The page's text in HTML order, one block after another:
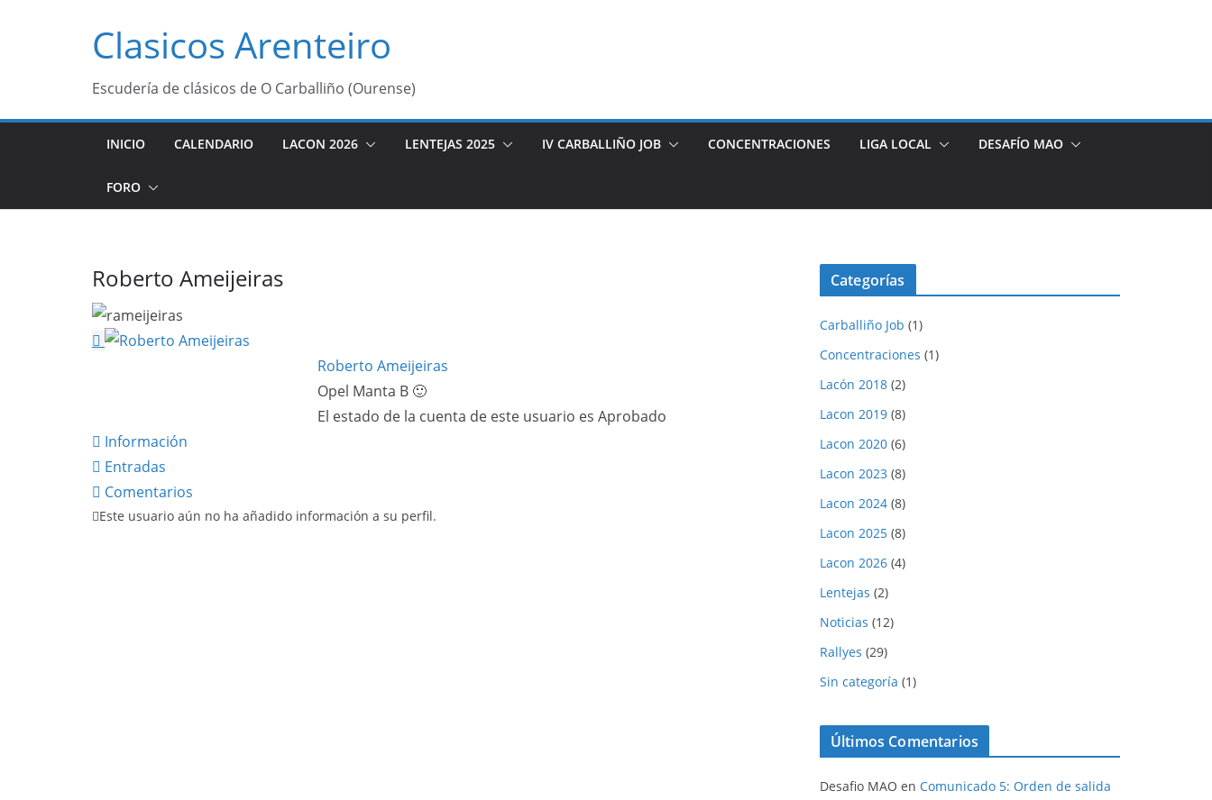
Clasicos Arenteiro
Escudería de clásicos de O Carballiño (Ourense)
INICIO CALENDARIO LACON 2026 LENTEJAS 2025 IV CARBALLIÑO JOB CONCENTRACIONES LIGA LOCAL DESAFÍO MAO
FORO
Roberto Ameijeiras
Roberto Ameijeiras
Opel Manta B 🙂
El estado de la cuenta de este usuario es Aprobado
Información
Entradas
Comentarios
Este usuario aún no ha añadido información a su perfil.
Categorías
Carballiño Job (1)
Concentraciones (1)
Lacón 2018 (2)
Lacon 2019 (8)
Lacon 2020 (6)
Lacon 2023 (8)
Lacon 2024 (8)
Lacon 2025 (8)
Lacon 2026 (4)
Lentejas (2)
Noticias (12)
Rallyes (29)
Sin categoría (1)
Últimos Comentarios
Desafio MAO en Comunicado 5: Orden de salida